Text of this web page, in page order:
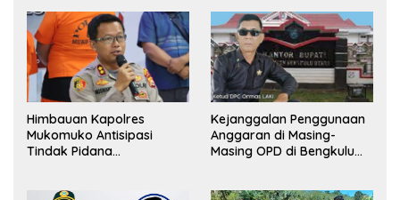
Himbauan Kapolres
Mukomuko Antisipasi
Tindak Pidana
Kejanggalan Penggunaan
Anggaran di Masing-
Masing OPD di Bengkulu